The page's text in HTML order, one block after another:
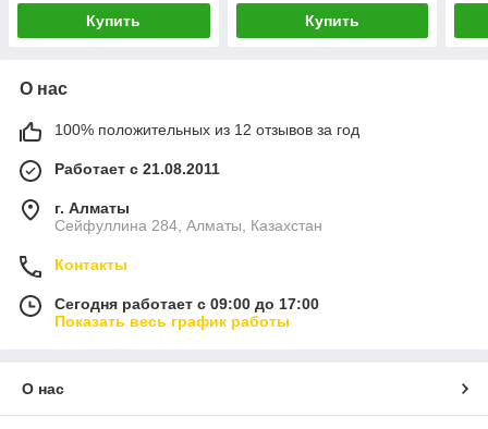
Купить Купить
О нас
100% положительных из 12 отзывов за год
Работает с 21.08.2011
г. Алматы
Сейфуллина 284, Алматы, Казахстан
Контакты
Сегодня работает с 09:00 до 17:00
Показать весь график работы
О нас